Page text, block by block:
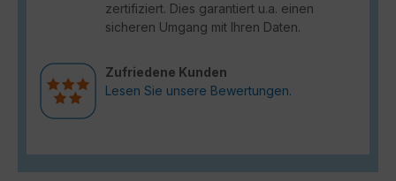
zertifiziert. Dies garantiert u.a. einen
sicheren Umgang mit Ihren Daten.
Zufriedene Kunden
Lesen Sie unsere Bewertungen.